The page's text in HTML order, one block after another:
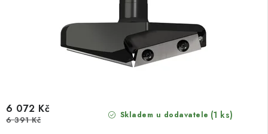
Skladem u dodavatele (1 ks)
6 072 Kč
6 391 Kč